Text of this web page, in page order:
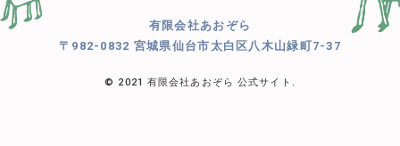
有限会社あおぞら
〒982-0832 宮城県仙台市太白区八木山緑町7-37
© 2021 有限会社あおぞら 公式サイト.